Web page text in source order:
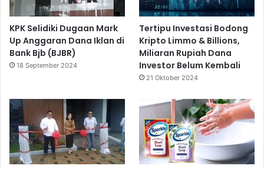
KPK Selidiki Dugaan Mark
Up Anggaran Dana Iklan di
Bank Bjb (BJBR)
18 September 2024
Tertipu Investasi Bodong
Kripto Limmo & Billions,
Miliaran Rupiah Dana
Investor Belum Kembali
21 Oktober 2024